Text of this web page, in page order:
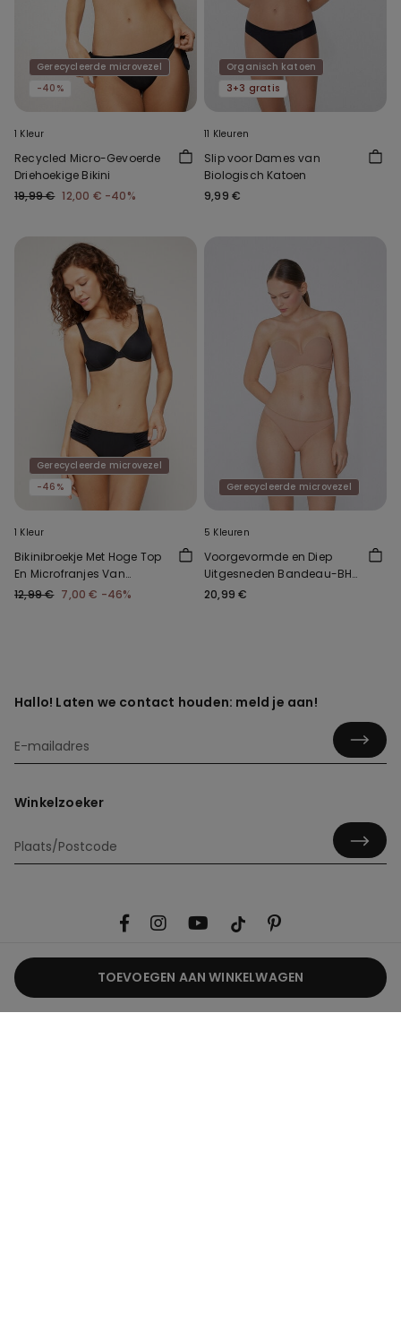
TOEVOEGEN AAN WINKELWAGEN
Gerecycleerde microvezel
-40%
1 Kleur
Recycled Micro-Gevoerde
Driehoekige Bikini
19,99 € 12,00 € -40%
Organisch katoen
3+3 gratis
11 Kleuren
Slip voor Dames van
Biologisch Katoen
9,99 €
Gerecycleerde microvezel
-46%
1 Kleur
Bikinibroekje Met Hoge Top
En Microfranjes Van
Gerecycled Materiaal
12,99 € 7,00 € -46%
Gerecycleerde microvezel
5 Kleuren
Voorgevormde en Diep
Uitgesneden Bandeau-BH
van Gerecyclede
20,99 €
Hallo! Laten we contact houden: meld je aan!
Winkelzoeker
Nuttige informatie